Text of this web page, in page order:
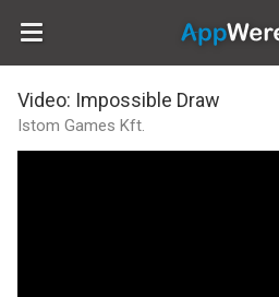
Video: Impossible Draw
Istom Games Kft.